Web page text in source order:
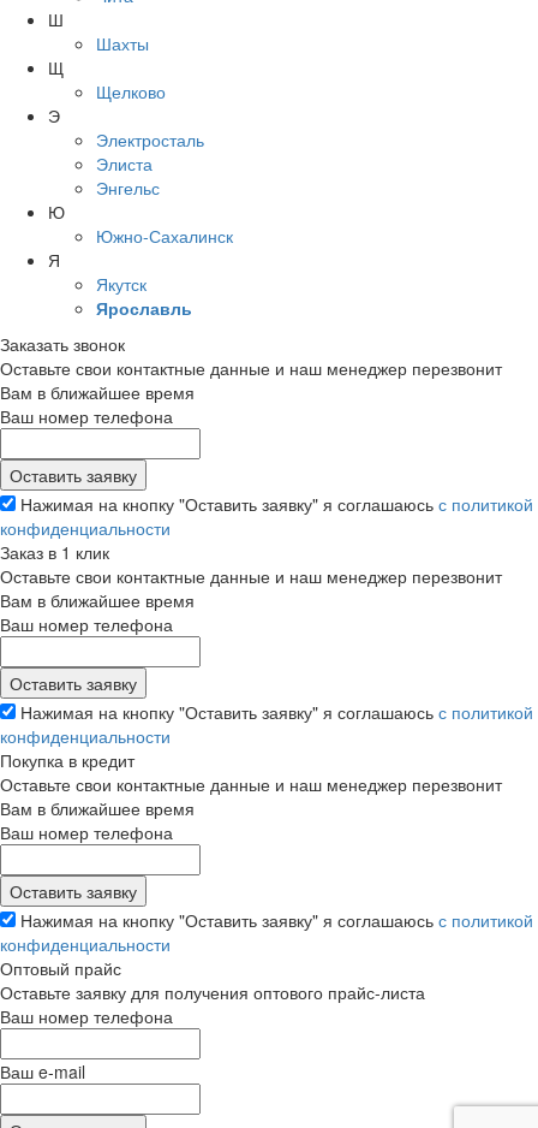
Ш
Шахты
Щ
Щелково
Э
Электросталь
Элиста
Энгельс
Ю
Южно-Сахалинск
Я
Якутск
Ярославль
Заказать звонок
Оставьте свои контактные данные и наш менеджер перезвонит
Вам в ближайшее время
Ваш номер телефона
Нажимая на кнопку "Оставить заявку" я соглашаюсь с политикой
конфиденциальности
Заказ в 1 клик
Оставьте свои контактные данные и наш менеджер перезвонит
Вам в ближайшее время
Ваш номер телефона
Нажимая на кнопку "Оставить заявку" я соглашаюсь с политикой
конфиденциальности
Покупка в кредит
Оставьте свои контактные данные и наш менеджер перезвонит
Вам в ближайшее время
Ваш номер телефона
Нажимая на кнопку "Оставить заявку" я соглашаюсь с политикой
конфиденциальности
Оптовый прайс
Оставьте заявку для получения оптового прайс-листа
Ваш номер телефона
Ваш e-mail